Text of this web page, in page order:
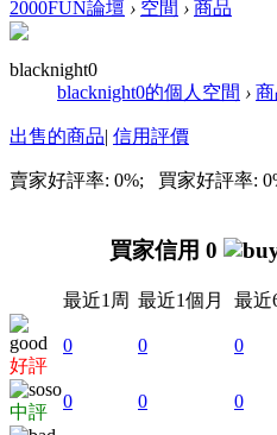
2000FUN論壇 › 空間 › 商品
blacknight0
blacknight0的個人空間 ›
出售的商品| 信用評價
賣家好評率: 0%; 買家好評率:
買家信用 0
最近1周 最近1個月 最近
好評
0 0 0
中評
0 0 0